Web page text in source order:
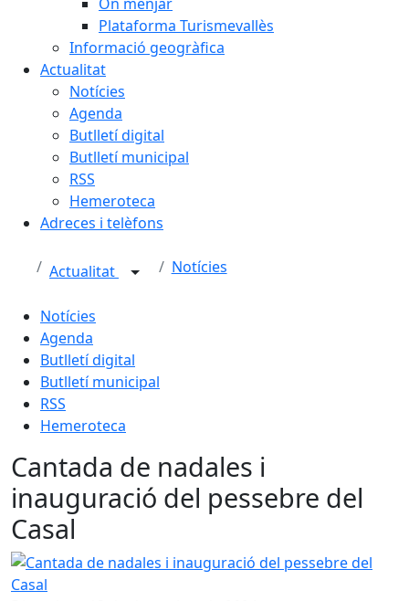
Plataforma Turismevallès
Informació geogràfica
Actualitat
Notícies
Agenda
Butlletí digital
Butlletí municipal
RSS
Hemeroteca
Adreces i telèfons
Actualitat Notícies
Notícies
Agenda
Butlletí digital
Butlletí municipal
RSS
Hemeroteca
Cantada de nadales i
inauguració del pessebre del
Casal
Cantada de nadales i inauguració del pessebre del Casal